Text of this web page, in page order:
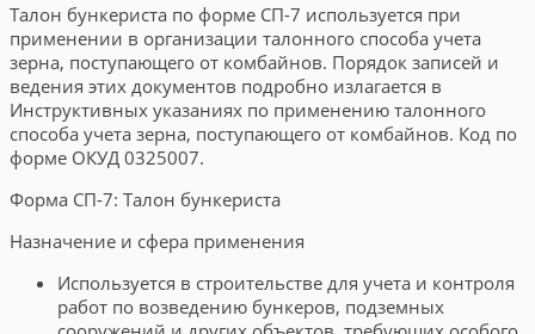
Талон бункериста по форме СП-7 используется при
применении в организации талонного способа учета
зерна, поступающего от комбайнов. Порядок записей и
ведения этих документов подробно излагается в
Инструктивных указаниях по применению талонного
способа учета зерна, поступающего от комбайнов. Код по
форме ОКУД 0325007.
Форма СП-7: Талон бункериста
Назначение и сфера применения
Используется в строительстве для учета и контроля
работ по возведению бункеров, подземных